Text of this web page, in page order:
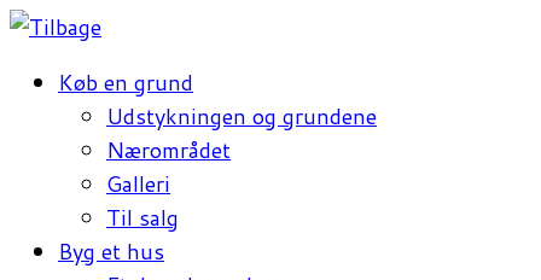
Køb en grund
Udstykningen og grundene
Nærområdet
Galleri
Til salg
Byg et hus